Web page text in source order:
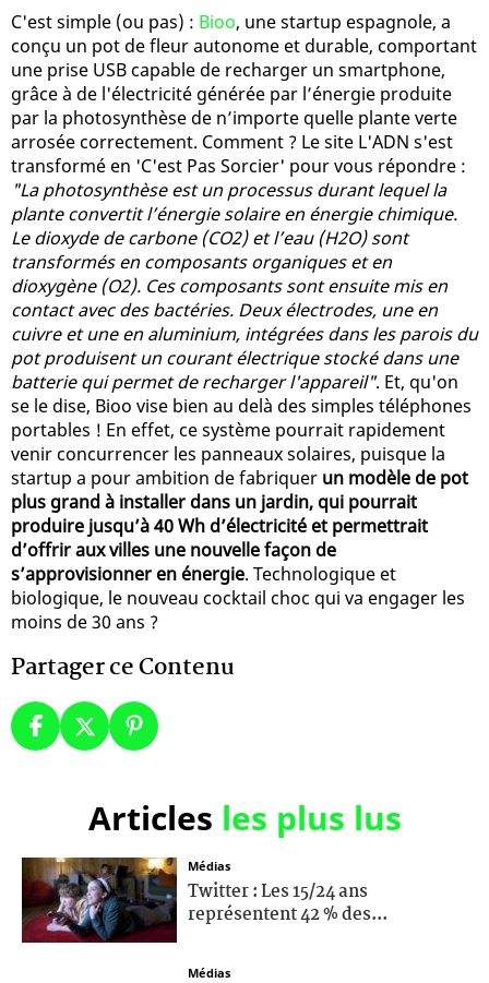
C'est simple (ou pas) : Bioo, une startup espagnole, a
conçu un pot de fleur autonome et durable, comportant
une prise USB capable de recharger un smartphone,
grâce à de l'électricité générée par l’énergie produite
par la photosynthèse de n’importe quelle plante verte
arrosée correctement. Comment ? Le site L'ADN s'est
transformé en 'C'est Pas Sorcier' pour vous répondre :
"La photosynthèse est un processus durant lequel la
plante convertit l’énergie solaire en énergie chimique.
Le dioxyde de carbone (CO2) et l’eau (H2O) sont
transformés en composants organiques et en
dioxygène (O2). Ces composants sont ensuite mis en
contact avec des bactéries. Deux électrodes, une en
cuivre et une en aluminium, intégrées dans les parois du
pot produisent un courant électrique stocké dans une
batterie qui permet de recharger l'appareil". Et, qu'on
se le dise, Bioo vise bien au delà des simples téléphones
portables ! En effet, ce système pourrait rapidement
venir concurrencer les panneaux solaires, puisque la
startup a pour ambition de fabriquer un modèle de pot
plus grand à installer dans un jardin, qui pourrait
produire jusqu’à 40 Wh d’électricité et permettrait
d’offrir aux villes une nouvelle façon de
s’approvisionner en énergie. Technologique et
biologique, le nouveau cocktail choc qui va engager les
moins de 30 ans ?
Partager ce Contenu
Articles les plus lus
Médias
Twitter : Les 15/24 ans
représentent 42 % des...
Médias